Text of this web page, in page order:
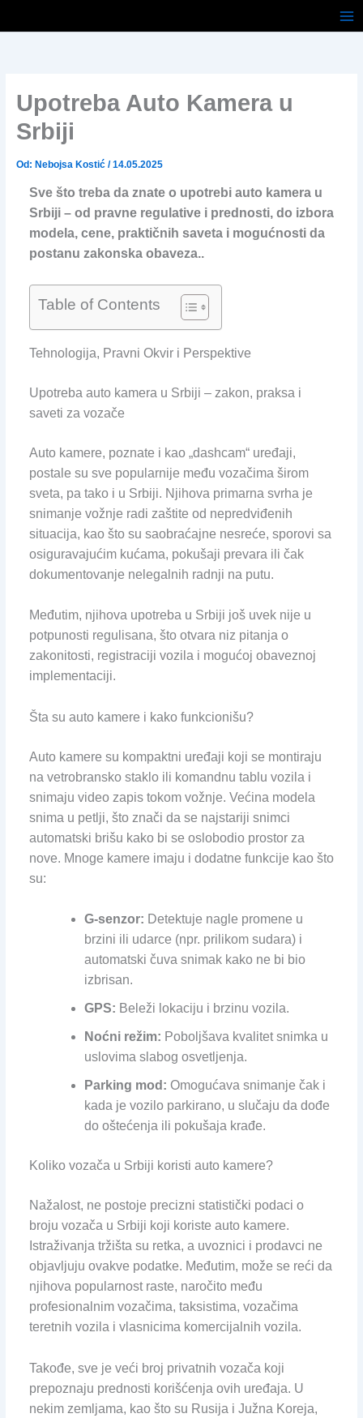
Upotreba Auto Kamera u
Srbiji
Od: Nebojsa Kostić /14.05.2025
Sve što treba da znate o upotrebi auto kamera u
Srbiji – od pravne regulative i prednosti, do izbora
modela, cene, praktičnih saveta i mogućnosti da
postanu zakonska obaveza..
Table of Contents
Tehnologija, Pravni Okvir i Perspektive
Upotreba auto kamera u Srbiji – zakon, praksa i
saveti za vozače
Auto kamere, poznate i kao „dashcam“ uređaji,
postale su sve popularnije među vozačima širom
sveta, pa tako i u Srbiji. Njihova primarna svrha je
snimanje vožnje radi zaštite od nepredviđenih
situacija, kao što su saobraćajne nesreće, sporovi sa
osiguravajućim kućama, pokušaji prevara ili čak
dokumentovanje nelegalnih radnji na putu.
Međutim, njihova upotreba u Srbiji još uvek nije u
potpunosti regulisana, što otvara niz pitanja o
zakonitosti, registraciji vozila i mogućoj obaveznoj
implementaciji.
Šta su auto kamere i kako funkcionišu?
Auto kamere su kompaktni uređaji koji se montiraju
na vetrobransko staklo ili komandnu tablu vozila i
snimaju video zapis tokom vožnje. Većina modela
snima u petlji, što znači da se najstariji snimci
automatski brišu kako bi se oslobodio prostor za
nove. Mnoge kamere imaju i dodatne funkcije kao što
su:
G-senzor: Detektuje nagle promene u
brzini ili udarce (npr. prilikom sudara) i
automatski čuva snimak kako ne bi bio
izbrisan.
GPS: Beleži lokaciju i brzinu vozila.
Noćni režim: Poboljšava kvalitet snimka u
uslovima slabog osvetljenja.
Parking mod: Omogućava snimanje čak i
kada je vozilo parkirano, u slučaju da dođe
do oštećenja ili pokušaja krađe.
Koliko vozača u Srbiji koristi auto kamere?
Nažalost, ne postoje precizni statistički podaci o
broju vozača u Srbiji koji koriste auto kamere.
Istraživanja tržišta su retka, a uvoznici i prodavci ne
objavljuju ovakve podatke. Međutim, može se reći da
njihova popularnost raste, naročito među
profesionalnim vozačima, taksistima, vozačima
teretnih vozila i vlasnicima komercijalnih vozila.
Takođe, sve je veći broj privatnih vozača koji
prepoznaju prednosti korišćenja ovih uređaja. U
nekim zemljama, kao što su Rusija i Južna Koreja,